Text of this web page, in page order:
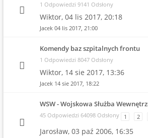
1 Odpowiedzi 9141 Odsłony
Wiktor, 04 lis 2017, 20:18
Jacek 04 lis 2017, 21:00
Komendy baz szpitalnych frontu
1 Odpowiedzi 8047 Odsłony
Wiktor, 14 sie 2017, 13:36
Jacek 14 sie 2017, 18:22
WSW - Wojskowa Służba
45 Odpowiedzi 64098 Odsłony 1 2
Jarosław, 03 paź 2006, 16:35